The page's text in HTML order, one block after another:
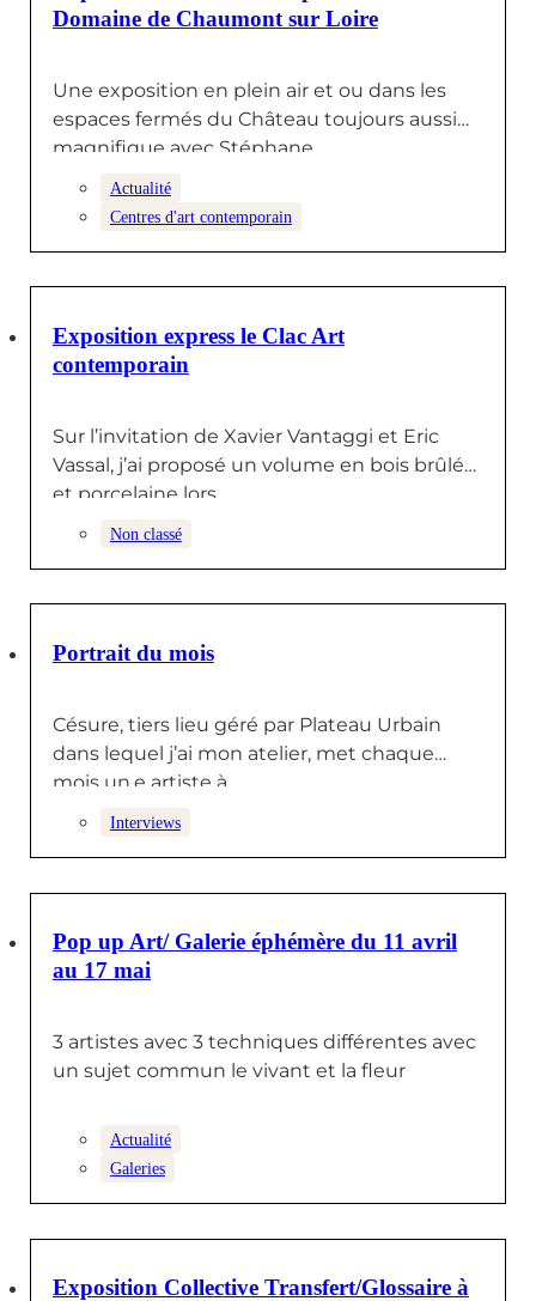
Domaine de Chaumont sur Loire
Une exposition en plein air et ou dans les
espaces fermés du Château toujours aussi
magnifique avec Stéphane…
Actualité
Centres d'art contemporain
9 JUIN 2025
Exposition express le Clac Art
contemporain
Sur l’invitation de Xavier Vantaggi et Eric
Vassal, j’ai proposé un volume en bois brûlé
et porcelaine lors…
Non classé
22 MAI 2025
Portrait du mois
Césure, tiers lieu géré par Plateau Urbain
dans lequel j’ai mon atelier, met chaque
mois un.e artiste à…
Interviews
1 MAI 2025
Pop up Art/ Galerie éphémère du 11 avril
au 17 mai
3 artistes avec 3 techniques différentes avec
un sujet commun le vivant et la fleur
Actualité
Galeries
7 MARS 2025
Exposition Collective Transfert/Glossaire à